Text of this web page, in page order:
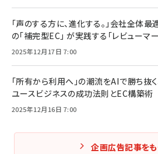
「声のする方に、進化する。」会社全体
の「補完型EC」 が実践する「レビューマ
2025年12月17日 7:00
「所有から利用へ」の潮流をAIで勝ち抜く
ユースビジネスの成功法則とEC構築術
2025年12月16日 7:00
企画広告記事をも